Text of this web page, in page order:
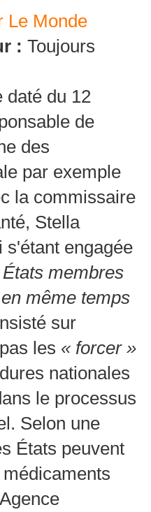
: Toujours
daté du 12
de
des
par exemple
la commissaire
Stella
s'étant engagée
membres
même temps
sur
les « forcer »
nationales
le processus
Selon une
États peuvent